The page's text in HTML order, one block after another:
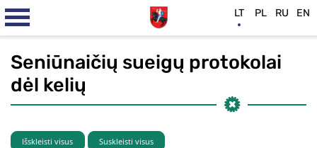
Seniūnaičių sueigų protokolai
dėl kelių
Išskleisti visus Suskleisti visus
LT PL RU EN